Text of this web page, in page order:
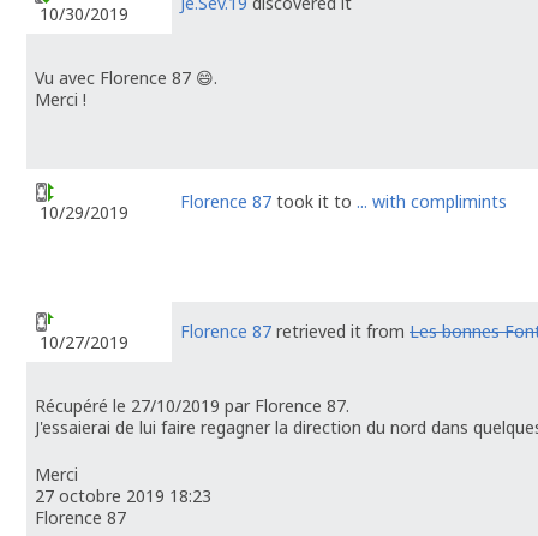
10/30/2019
Vu avec Florence 87 😄.
Merci !
10/29/2019 Florence 87 took it to ... with complimints
10/27/2019 Florence 87 retrieved it from Les bonnes
Récupéré le 27/10/2019 par Florence 87.
J'essaierai de lui faire regagner la direction du nord dans
Merci
27 octobre 2019 18:23
Florence 87